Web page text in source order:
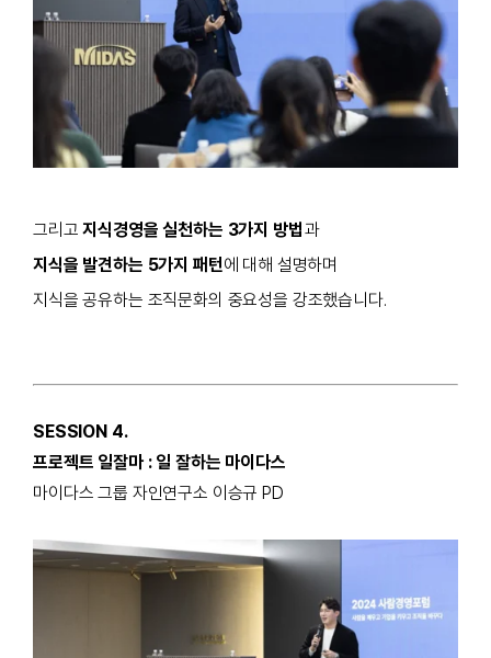
그리고지식경영을 실천하는 3가지 방법과
지식을 발견하는 5가지 패턴에 대해 설명하며
지식을 공유하는 조직문화의 중요성을 강조했습니다.
SESSION 4.
프로젝트 일잘마 : 일 잘하는 마이다스
마이다스 그룹 자인연구소 이승규 PD